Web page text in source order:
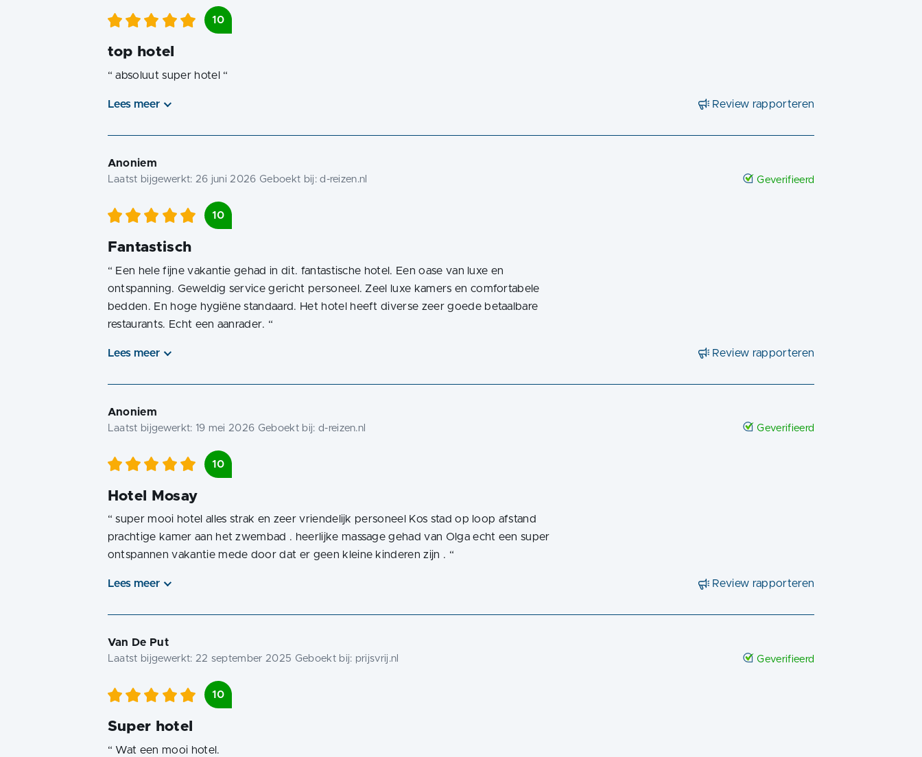
10
top hotel
“absoluut super hotel “
Lees meer Review rapporteren
Anoniem
Laatst bijgewerkt: 26 juni 2026 Geboekt bij:d-reizen.nl Geverifieerd
10
Fantastisch
“ Een hele fijne vakantie gehad in dit. fantastische hotel. Een oase van luxe en
ontspanning. Geweldig service gericht personeel. Zeel luxe kamers en comfortabele
bedden. En hoge hygiëne standaard. Het hotel heeft diverse zeer goede betaalbare
restaurants. Echt een aanrader. “
Lees meer Review rapporteren
Anoniem
Laatst bijgewerkt: 19 mei 2026 Geboekt bij: d-reizen.nl Geverifieerd
10
Hotel Mosay
“super mooi hotel alles strak en zeer vriendelijk personeel Kos stad op loop afstand
prachtige kamer aan het zwembad . heerlijke massage gehad van Olga echt een super
ontspannen vakantie mede door dat er geen kleine kinderen zijn . “
Lees meer Review rapporteren
Van De Put
Laatst bijgewerkt: 22 september 2025 Geboekt bij: prijsvrij.nl Geverifieerd
10
Super hotel
“ Wat een mooi hotel.